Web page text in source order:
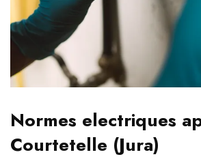
Normes electriques
Courtetelle (Jura)